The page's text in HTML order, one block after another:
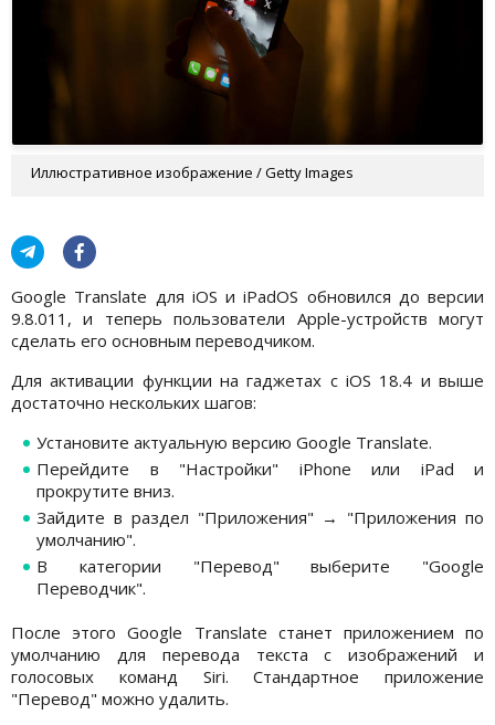
Иллюстративное изображение / Getty Images
Google Translate для iOS и iPadOS обновился до версии
9.8.011, и теперь пользователи Apple-устройств могут
сделать его основным переводчиком.
Для активации функции на гаджетах с iOS 18.4 и выше
достаточно нескольких шагов:
Установите актуальную версию Google Translate.
Перейдите в "Настройки" iPhone или iPad и
прокрутите вниз.
Зайдите в раздел "Приложения" → "Приложения по
умолчанию".
В категории "Перевод" выберите "Google
Переводчик".
После этого Google Translate станет приложением по
умолчанию для перевода текста с изображений и
голосовых команд Siri. Стандартное приложение
"Перевод" можно удалить.